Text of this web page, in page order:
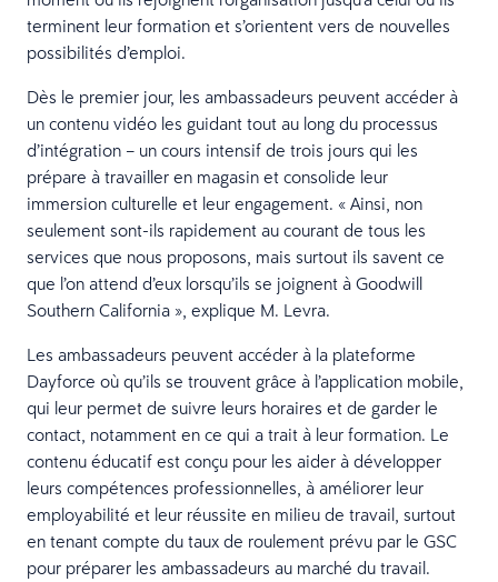
terminent leur formation et s’orientent vers de nouvelles
possibilités d’emploi.
Dès le premier jour, les ambassadeurs peuvent accéder à
un contenu vidéo les guidant tout au long du processus
d’intégration – un cours intensif de trois jours qui les
prépare à travailler en magasin et consolide leur
immersion culturelle et leur engagement. « Ainsi, non
seulement sont-ils rapidement au courant de tous les
services que nous proposons, mais surtout ils savent ce
que l’on attend d’eux lorsqu’ils se joignent à Goodwill
Southern California », explique M. Levra.
Les ambassadeurs peuvent accéder à la plateforme
Dayforce où qu’ils se trouvent grâce à l’application mobile,
qui leur permet de suivre leurs horaires et de garder le
contact, notamment en ce qui a trait à leur formation. Le
contenu éducatif est conçu pour les aider à développer
leurs compétences professionnelles, à améliorer leur
employabilité et leur réussite en milieu de travail, surtout
en tenant compte du taux de roulement prévu par le GSC
pour préparer les ambassadeurs au marché du travail.